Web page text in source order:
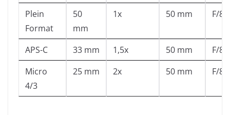
Plein
Format
50
mm
1x 50 mm F/8
APS-C 33 mm 1,5x 50 mm
F/8
Micro
4/3
25 mm 2x 50 mm F/8